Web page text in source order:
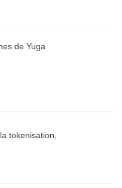
de Yuga
tokenisation,